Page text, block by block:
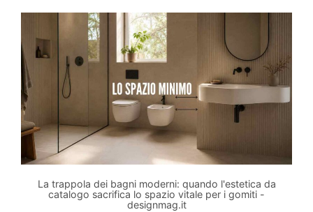
La trappola dei bagni moderni: quando l'estetica da
catalogo sacrifica lo spazio vitale per i gomiti -
designmag.it